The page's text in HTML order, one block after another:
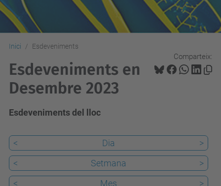
Inici Esdeveniments
Comparteix:
Esdeveniments en
Desembre 2023
Esdeveniments del lloc
< Dia
>
<
Setmana
>
<
Mes >